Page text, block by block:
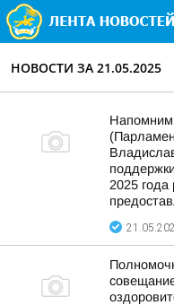
НОВОСТИ ЗА 21.05.2025
2025